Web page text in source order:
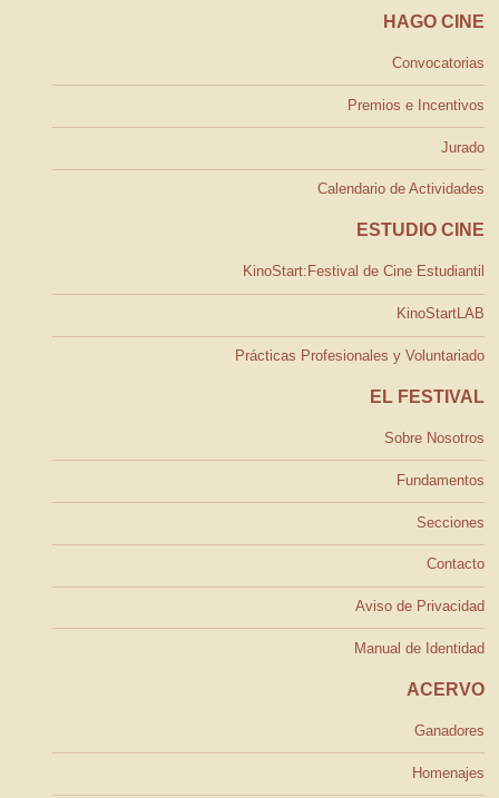
HAGO CINE
Convocatorias
Premios e Incentivos
Jurado
Calendario de Actividades
ESTUDIO CINE
KinoStart:Festival de Cine Estudiantil
KinoStartLAB
Prácticas Profesionales y Voluntariado
EL FESTIVAL
Sobre Nosotros
Fundamentos
Secciones
Contacto
Aviso de Privacidad
Manual de Identidad
ACERVO
Ganadores
Homenajes